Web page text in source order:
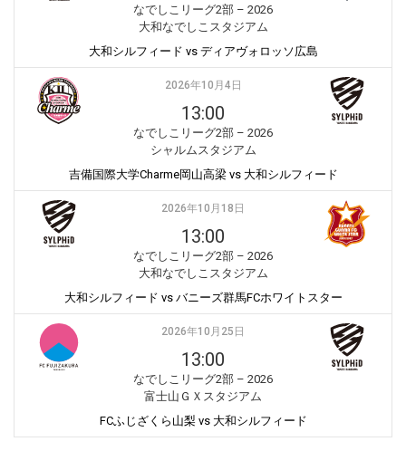
なでしこリーグ2部 – 2026
大和なでしこスタジアム
大和シルフィード vs ディアヴォロッソ広島
2026年10月4日
13:00
なでしこリーグ2部 – 2026
シャルムスタジアム
吉備国際大学Charme岡山高梁 vs 大和シルフィード
2026年10月18日
13:00
なでしこリーグ2部 – 2026
大和なでしこスタジアム
大和シルフィード vs バニーズ群馬FCホワイトスター
2026年10月25日
13:00
なでしこリーグ2部 – 2026
富士山ＧＸスタジアム
FCふじざくら山梨 vs 大和シルフィード